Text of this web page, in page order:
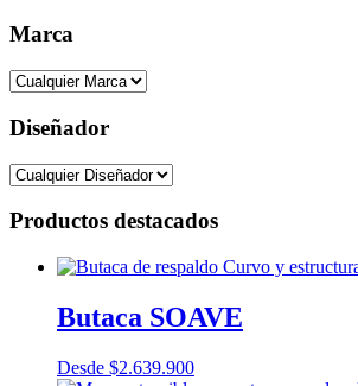
Marca
Diseñador
Productos destacados
Butaca SOAVE
Desde $2.639.900